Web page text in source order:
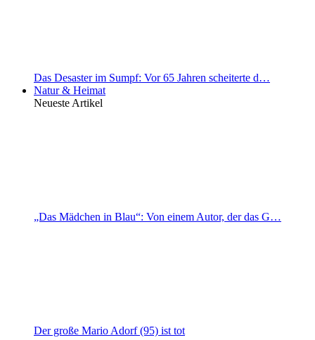
Das Desaster im Sumpf: Vor 65 Jahren scheiterte d…
Natur & Heimat
Neueste Artikel
„Das Mädchen in Blau“: Von einem Autor, der das G…
Der große Mario Adorf (95) ist tot